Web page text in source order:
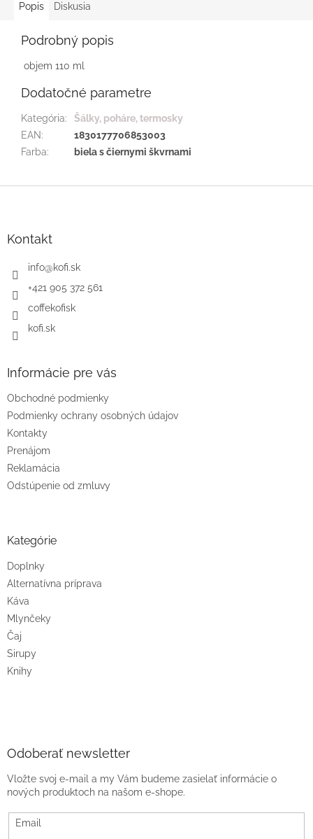
Popis Diskusia
Podrobný popis
objem 110 ml
Dodatočné parametre
Kategória:
Šálky, poháre, termosky
EAN:
1830177706853003
Farba: biela s čiernymi škvrnami
Kontakt
info@kofi.sk
+421 905 372 561
coffekofisk
kofi.sk
Informácie pre vás
Obchodné podmienky
Podmienky ochrany osobných údajov
Kontakty
Prenájom
Reklamácia
Odstúpenie od zmluvy
Kategórie
Doplnky
Alternatívna príprava
Káva
Mlynčeky
Čaj
Sirupy
Knihy
Odoberať newsletter
Vložte svoj e-mail a my Vám budeme zasielať informácie o
nových produktoch na našom e-shope.
Email